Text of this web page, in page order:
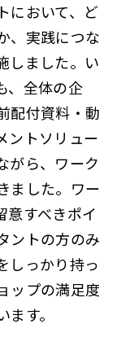
において、ど
、実践につな
しました。い
、全体の企
配付資料・動
ントソリュー
がら、ワーク
ました。ワー
意すべきポイ
ントの方のみ
しっかり持っ
ップの満足度
す。